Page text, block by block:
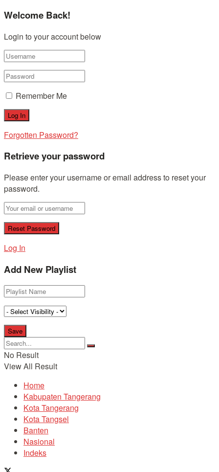
Welcome Back!
Login to your account below
Remember Me
Forgotten Password?
Retrieve your password
Please enter your username or email address to reset your
password.
Log In
Add New Playlist
No Result
View All Result
Home
Kabupaten Tangerang
Kota Tangerang
Kota Tangsel
Banten
Nasional
Indeks